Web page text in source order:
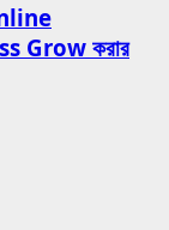
Grow করার